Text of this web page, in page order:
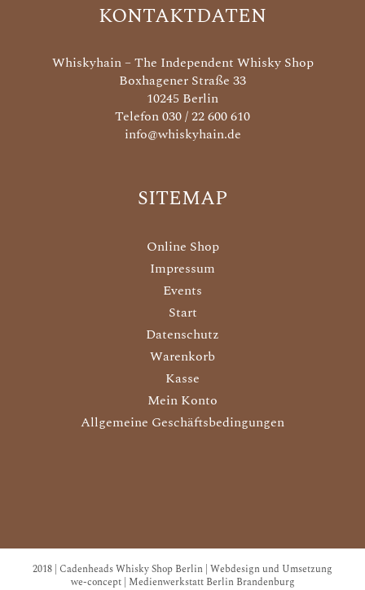
KONTAKTDATEN
Whiskyhain – The Independent Whisky Shop
Boxhagener Straße 33
10245 Berlin
Telefon 030 / 22 600 610
info@whiskyhain.de
SITEMAP
Online Shop
Impressum
Events
Start
Datenschutz
Warenkorb
Kasse
Mein Konto
Allgemeine Geschäftsbedingungen
2018 | Cadenheads Whisky Shop Berlin | Webdesign und Umsetzung
we-concept | Medienwerkstatt Berlin Brandenburg